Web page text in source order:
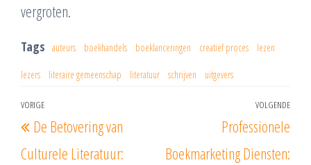
vergroten.
Tags auteurs boekhandels boeklanceringen creatief proces lezen
lezers literaire gemeenschap literatuur schrijven uitgevers
Berichtnavigatie
Vorig
bericht
VORIGE
De Betovering van
Culturele Literatuur:
VOLGENDE
Professionele
Boekmarketing Diensten: